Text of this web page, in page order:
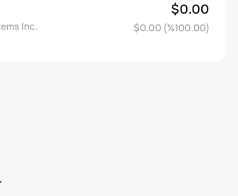
Inc.
$0.00
$0.00 (%100.00)